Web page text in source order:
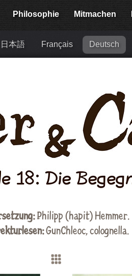
Philosophie Mitmachen
日本語 Français Deutsch
Philipp (hapit) Hemmer.
GunChleoc, colognella.